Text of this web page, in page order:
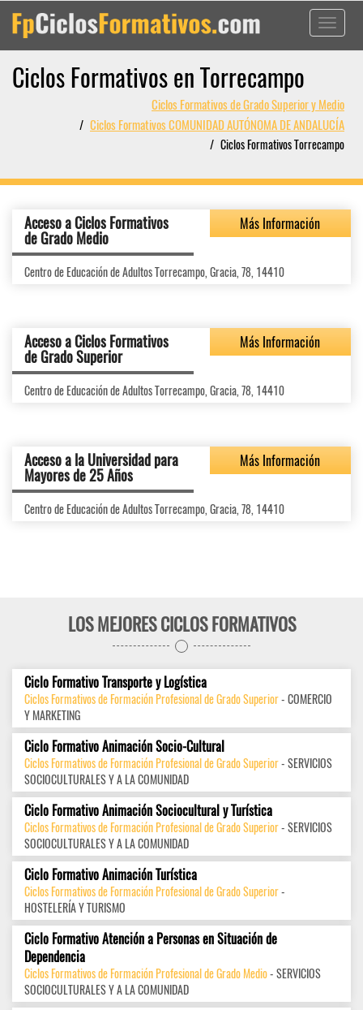
Toggle
Ciclos Formativos en Torrecampo
Ciclos Formativos de Grado Superior y Medio
Ciclos Formativos COMUNIDAD AUTÓNOMA DE ANDALUCÍA
Ciclos Formativos Torrecampo
Acceso a Ciclos Formativos
de Grado Medio
Más Información
Centro de Educación de Adultos Torrecampo, Gracia, 78, 14410
Acceso a Ciclos Formativos
de Grado Superior
Más Información
Centro de Educación de Adultos Torrecampo, Gracia, 78, 14410
Acceso a la Universidad para
Mayores de 25 Años
Más Información
Centro de Educación de Adultos Torrecampo, Gracia, 78, 14410
LOS MEJORES CICLOS FORMATIVOS
Ciclo Formativo Transporte y Logística
Ciclos Formativos de Formación Profesional de Grado Superior- COMERCIO
Y MARKETING
Ciclo Formativo Animación Socio-Cultural
Ciclos Formativos de Formación Profesional de Grado Superior- SERVICIOS
SOCIOCULTURALES Y A LA COMUNIDAD
Ciclo Formativo Animación Sociocultural y Turística
Ciclos Formativos de Formación Profesional de Grado Superior- SERVICIOS
SOCIOCULTURALES Y A LA COMUNIDAD
Ciclo Formativo Animación Turística
Ciclos Formativos de Formación Profesional de Grado Superior-
HOSTELERÍA Y TURISMO
Ciclo Formativo Atención a Personas en Situación de
Dependencia
Ciclos Formativos de Formación Profesional de Grado Medio- SERVICIOS
SOCIOCULTURALES Y A LA COMUNIDAD